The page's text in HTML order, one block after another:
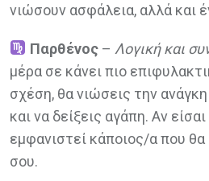
νιώσουν ασφάλεια, αλλά και
Παρθένος– Λογική και
μέρα σε κάνει πιο
σχέση, θα νιώσεις την
και να δείξεις αγάπη. Αν
εμφανιστεί κάποιος/α που
σου.